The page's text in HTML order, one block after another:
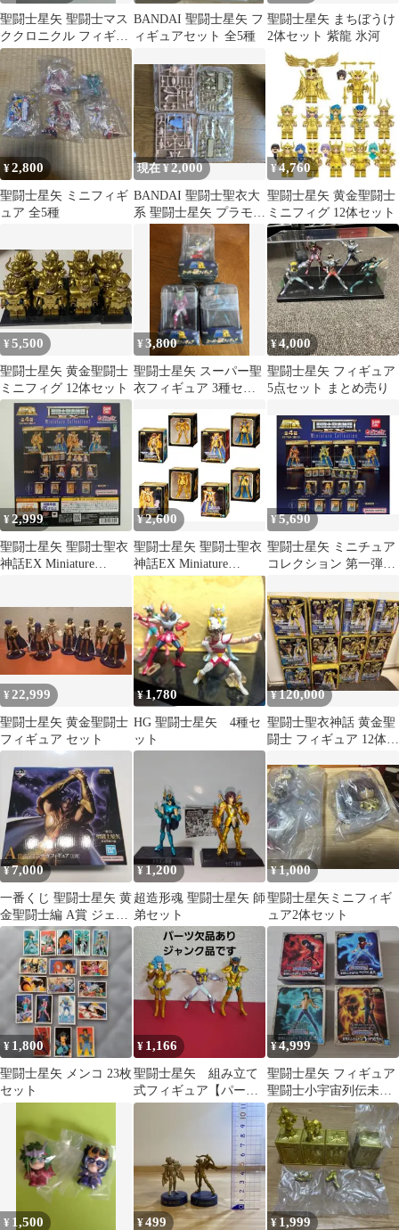
聖闘士星矢 聖闘士マス
ククロニクル フィギュ
ア 2種セット
BANDAI 聖闘士星矢 フ
ィギュアセット 全5種
聖闘士星矢 まちぼうけ
2体セット 紫龍 氷河
¥2,800
聖闘士星矢 ミニフィギ
ュア 全5種
現在 ¥2,000
BANDAI 聖闘士聖衣大
系 聖闘士星矢 プラモデ
¥4,760
聖闘士星矢 黄金聖闘士
ミニフィグ 12体セット
¥5,500
聖闘士星矢 黄金聖闘士
ミニフィグ 12体セット
¥3,800
聖闘士星矢 スーパー聖
衣フィギュア 3種セッ
¥4,000
聖闘士星矢 フィギュア
5点セット まとめ売り
¥2,999
聖闘士星矢 聖闘士聖衣
神話EX Miniature
¥2,600
聖闘士星矢 聖闘士聖衣
神話EX Miniature
Collection2 全4種セット
¥5,690
聖闘士星矢 ミニチュア
コレクション 第一弾
ト
¥ 22,999
聖闘士星矢 黄金聖闘士
フィギュア セット
¥1,780
HG 聖闘士星矢 4種セ
ット
¥120,000
聖闘士聖衣神話 黄金聖
闘士 フィギュア 12体セ
¥7,000
一番くじ 聖闘士星矢 黄
金聖闘士編 A賞 ジェミ
ニサガ フィギュア
E・F・G賞
¥1,200
超造形魂 聖闘士星矢 師
弟セット
¥1,000
聖闘士星矢ミニフィギ
ュア2体セット
¥ 1,800
聖闘士星矢 メンコ 23枚
セット
¥ 1,166
聖闘士星矢 組み立て
式フィギュア【パーツ
欠品ジャンク】
¥4,999
聖闘士星矢 フィギュア
聖闘士小宇宙列伝未開
封 4種セット
¥ 1,500 ¥499 ¥ 1,999